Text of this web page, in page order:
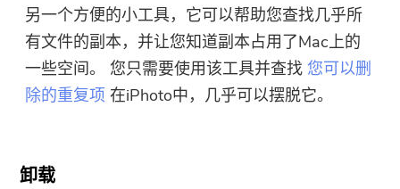
另一个方便的小工具，它可以帮助您查找几乎所
有文件的副本，并让您知道副本占用了Mac上的
一些空间。 您只需要使用该工具并查找您可以删
除的重复项 在iPhoto中，几乎可以摆脱它。
卸载